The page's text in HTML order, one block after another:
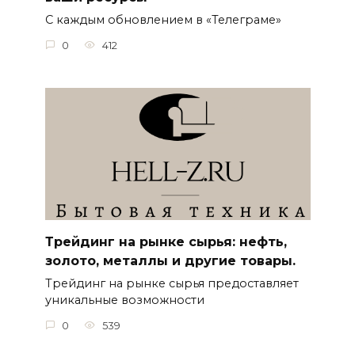
С каждым обновлением в «Телеграме»
0 412
Трейдинг на рынке сырья: нефть,
золото, металлы и другие товары.
Трейдинг на рынке сырья предоставляет
уникальные возможности
0 539